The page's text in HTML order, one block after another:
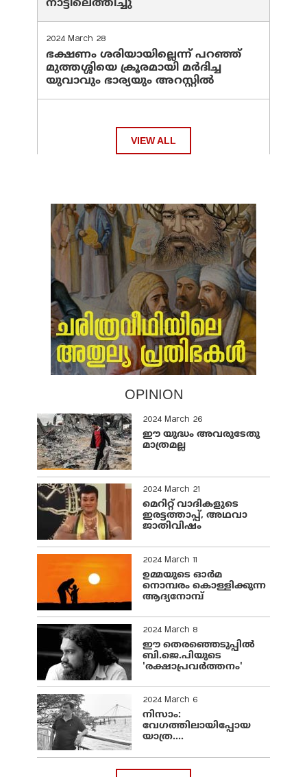
നാട്ടിലെത്തിച്ചു
2024 March 28
ഭക്ഷണം ശരിയായില്ലെന്ന് പറഞ്ഞ്
മുത്തശ്ശിയെ ക്രൂരമായി മര്‍ദിച്ച
യുവാവും ഭാര്യയും അറസ്റ്റില്‍
VIEW ALL
OPINION
2024 March 26
ഈ യുദ്ധം അവരുടേതു
മാത്രമല്ല
2024 March 21
മെറിറ്റ് വാദികളുടെ
ഇരട്ടത്താപ്പ്, അഥവാ
ജാതിവിഷം
2024 March 11
ഉമ്മയുടെ ഓർമ
നൊമ്പരം കൊള്ളിക്കുന്ന
ആദ്യനോമ്പ്
2024 March 8
ഈ തെരഞ്ഞെടുപ്പില്‍
ബി.ജെ.പിയുടെ
'രക്ഷാപ്രവര്‍ത്തനം'
2024 March 6
നിസാം:
വേഗത്തിലായിപ്പോയ
യാത്ര....